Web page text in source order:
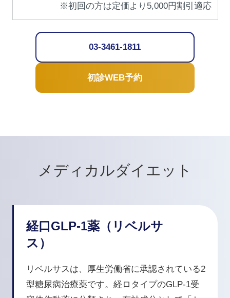
※初回の方は定価より5,000円割引適応
03-3461-1811
初診WEB予約
メディカルダイエット
経口GLP-1薬（リベルサ
ス）
リベルサスは、厚生労働省に承認されている2
型糖尿病治療薬です。経ロタイプのGLP-1受